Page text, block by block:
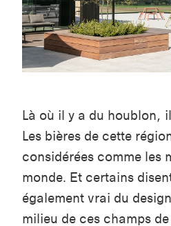
Là où il y a du houblon,
Les bières de cette
considérées comme les
monde. Et certains
également vrai du
milieu de ces champs